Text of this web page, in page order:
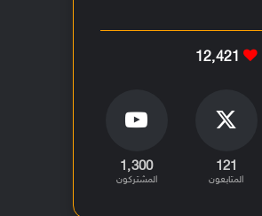
12٬421
121
المتابعون
1٬300
المشتركون